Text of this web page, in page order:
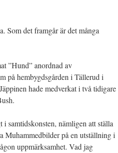
Som det framgår är det många
”Hund” anordnad av
på hembygdsgården i Tällerud i
hade medverkat i två tidigare
samtidskonsten, nämligen att ställa
Muhammedbilder på en utställning i
uppmärksamhet. Vad jag